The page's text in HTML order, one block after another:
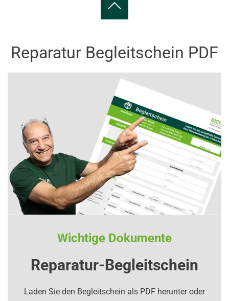
Reparatur Begleitschein PDF
Wichtige Dokumente
Reparatur-Begleitschein
Laden Sie den Begleitschein als PDF herunter oder